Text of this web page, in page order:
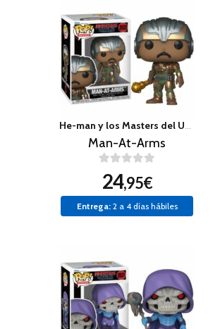
He-man y los Masters del Universo
Man-At-Arms
24,95€
Entrega:2 a 4 días hábiles